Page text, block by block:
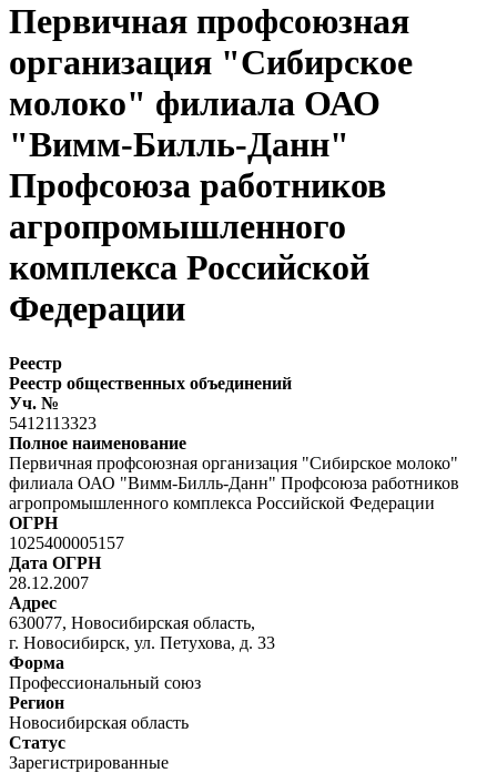
Первичная профсоюзная
организация "Сибирское
молоко" филиала ОАО
"Вимм-Билль-Данн"
Профсоюза работников
агропромышленного
комплекса Российской
Федерации
Реестр
Реестр общественных объединений
Уч. №
5412113323
Полное наименование
Первичная профсоюзная организация "Сибирское молоко"
филиала ОАО "Вимм-Билль-Данн" Профсоюза работников
агропромышленного комплекса Российской Федерации
ОГРН
1025400005157
Дата ОГРН
28.12.2007
Адрес
630077, Новосибирская область,
г. Новосибирск, ул. Петухова, д. 33
Форма
Профессиональный союз
Регион
Новосибирская область
Статус
Зарегистрированные